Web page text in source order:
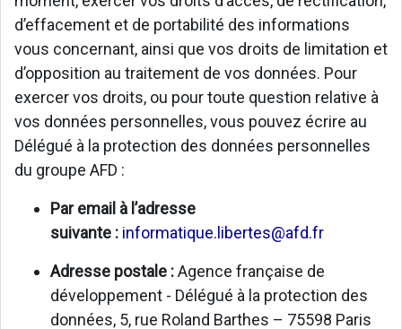
d’effacement et de portabilité des informations
vous concernant, ainsi que vos droits de limitation et
d’opposition au traitement de vos données. Pour
exercer vos droits, ou pour toute question relative à
vos données personnelles, vous pouvez écrire au
Délégué à la protection des données personnelles
du groupe AFD :
Par email à l’adresse
suivante : informatique.libertes@afd.fr
Adresse postale :Agence française de
développement - Délégué à la protection des
données, 5, rue Roland Barthes – 75598 Paris